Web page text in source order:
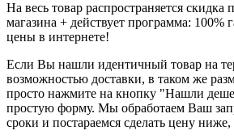
На весь товар распространяется скидка
магазина + действует программа: 100%
цены в интернете!
Если Вы нашли идентичный товар на
возможностью доставки, в таком же
просто нажмите на кнопку "Нашли
простую форму. Мы обработаем Ваш
сроки и постараемся сделать цену